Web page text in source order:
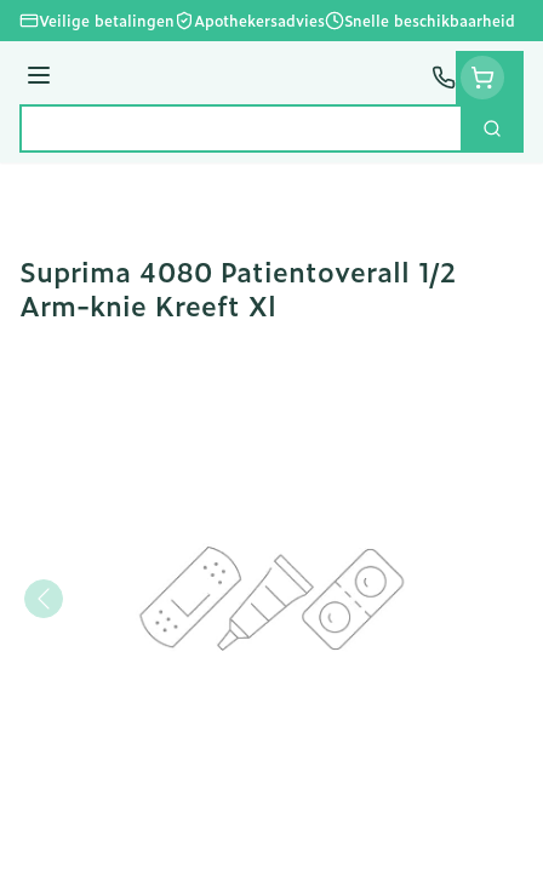
Ga naar de inhoud
Veilige betalingen Apothekersadvies Snelle beschikbaarheid
Menu
Zoek
Suprima 4080 Patientoverall 1/2
Arm-knie Kreeft Xl